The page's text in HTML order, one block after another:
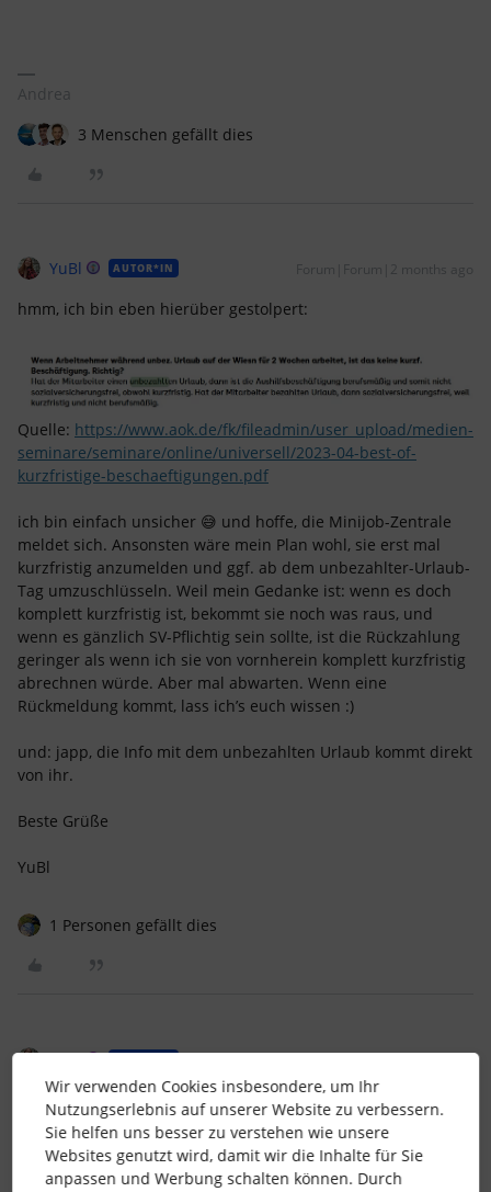
Andrea
3 Menschen gefällt dies
YuBl AUTOR*IN Forum|Forum|2 months ago
hmm, ich bin eben hierüber gestolpert:
Quelle: https://www.aok.de/fk/fileadmin/user_upload/medien-
seminare/seminare/online/universell/2023-04-best-of-
kurzfristige-beschaeftigungen.pdf
ich bin einfach unsicher 😅 und hoffe, die Minijob-Zentrale
meldet sich. Ansonsten wäre mein Plan wohl, sie erst mal
kurzfristig anzumelden und ggf. ab dem unbezahlter-Urlaub-
Tag umzuschlüsseln. Weil mein Gedanke ist: wenn es doch
komplett kurzfristig ist, bekommt sie noch was raus, und
wenn es gänzlich SV-Pflichtig sein sollte, ist die Rückzahlung
geringer als wenn ich sie von vornherein komplett kurzfristig
abrechnen würde. Aber mal abwarten. Wenn eine
Rückmeldung kommt, lass ich’s euch wissen :)
und: japp, die Info mit dem unbezahlten Urlaub kommt direkt
von ihr.
Beste Grüße
YuBl
1 Personen gefällt dies
YuBl
...ich hab jetzt mal den Haufe CoPilot bemüht, der ist
übrigens eurer Meinung:
Wir verwenden Cookies insbesondere, um Ihr
Nutzungserlebnis auf unserer Website zu verbessern.
Sie helfen uns besser zu verstehen wie unsere
Websites genutzt wird, damit wir die Inhalte für Sie
anpassen und Werbung schalten können. Durch